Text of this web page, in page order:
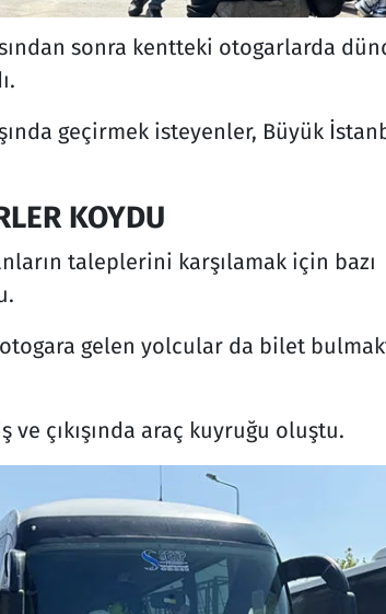
sonra kentteki otogarlarda
geçirmek isteyenler, Büyük
KOYDU
taleplerini karşılamak için bazı
gelen yolcular da bilet
ve çıkışında araç kuyruğu oluştu.